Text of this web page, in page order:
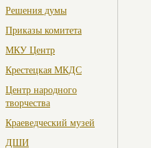
Решения думы
Приказы комитета
МКУ Центр
Крестецкая МКДС
Центр народного
творчества
Краеведческий музей
ДШИ